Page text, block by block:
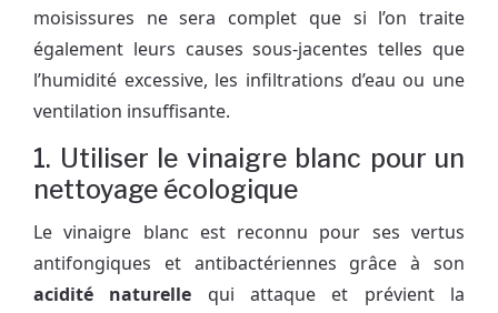
moisissures ne sera complet que si l’on traite
également leurs causes sous-jacentes telles que
l’humidité excessive, les infiltrations d’eau ou une
ventilation insuffisante.
1. Utiliser le vinaigre blanc pour un
nettoyage écologique
Le vinaigre blanc est reconnu pour ses vertus
antifongiques et antibactériennes grâce à son
acidité naturelle qui attaque et prévient la